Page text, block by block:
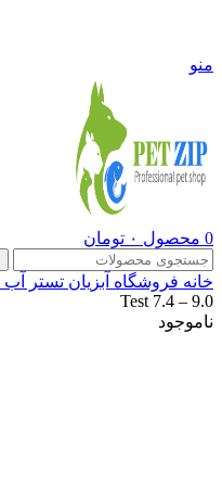
منو
0 محصول ۰ تومان
خانه فروشگاه آبزیان تستر آب
Test 7.4 – 9.0
ناموجود